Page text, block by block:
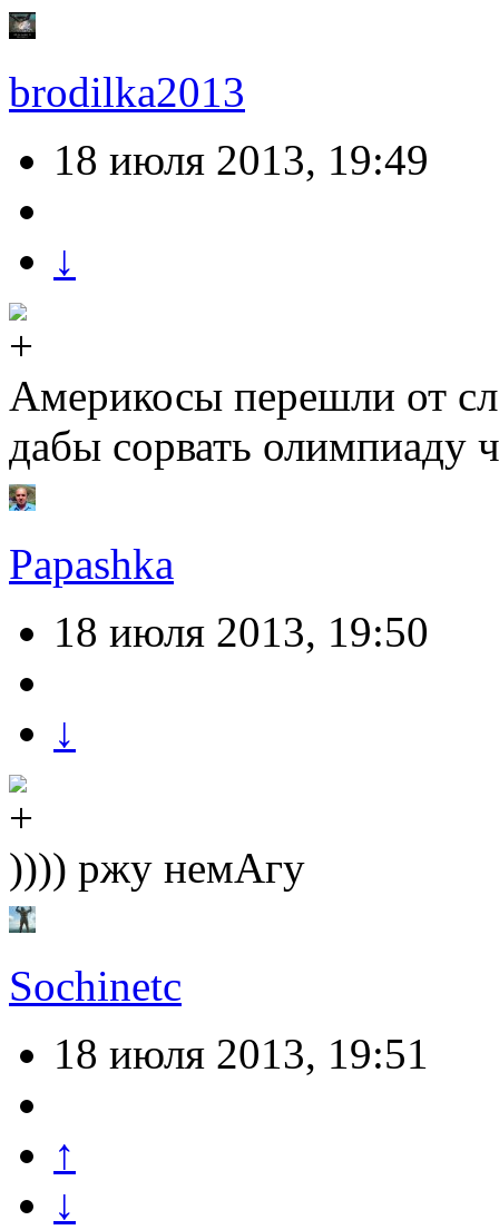
brodilka2013
18 июля 2013, 19:49
↓
Америкосы перешли от
дабы сорвать олимпиаду
Papashka
18 июля 2013, 19:50
↓
)))) ржу немАгу
Sochinetc
18 июля 2013, 19:51
↑
↓